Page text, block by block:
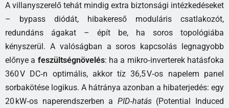
A villanyszerelő tehát mindig extra biztonsági intézkedéseket
– bypass diódát, hibakereső moduláris csatlakozót,
redundáns ágakat – épít be, ha soros topológiába
kényszerül. A valóságban a soros kapcsolás legnagyobb
előnye a feszültségnövelés: ha a mikro‑inverterek hatásfoka
360 V DC‑n optimális, akkor tíz 36,5 V‑os napelem panel
sorbakötése logikus. A hátránya azonban a hibaterjedés: egy
20 kW‑os naperendszerben a PID‑hatás(Potential Induced